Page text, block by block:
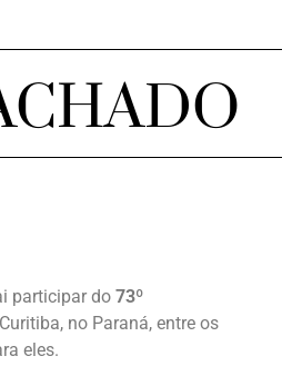
participar do 73º
no Paraná, entre os
eles.